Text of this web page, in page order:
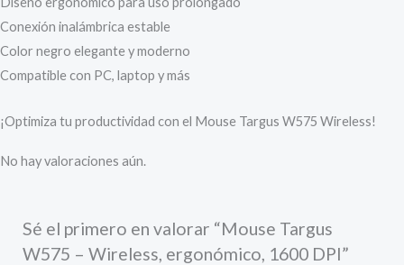
Conexión inalámbrica estable
Color negro elegante y moderno
Compatible con PC, laptop y más
¡Optimiza tu productividad con el Mouse Targus W575 Wireless!
No hay valoraciones aún.
Sé el primero en valorar “Mouse Targus
W575 – Wireless, ergonómico, 1600 DPI”